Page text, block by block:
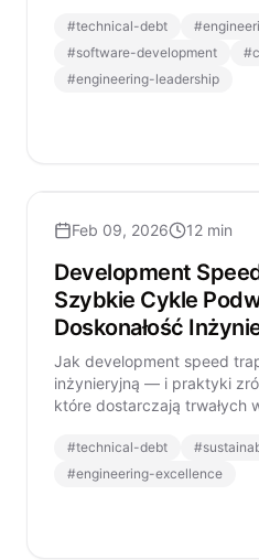
#technical-debt #
#software-development #
#engineering-leadership
Feb 09, 2026 12 min
Development
Szybkie Cykle
Doskonałość
Jak development speed
inżynieryjną — i praktyki
które dostarczają trwałych
#technical-debt #
#engineering-excellence